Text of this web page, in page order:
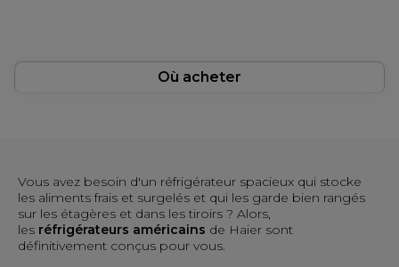
Où acheter
Vous avez besoin d'un réfrigérateur spacieux qui stocke
les aliments frais et surgelés et qui les garde bien rangés
sur les étagères et dans les tiroirs ? Alors,
les réfrigérateurs américains de Haier sont
définitivement conçus pour vous.